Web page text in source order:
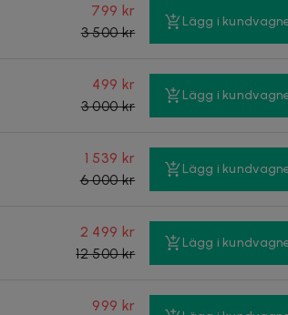
799 kr
3 500 kr
Lägg i
499 kr
3 000 kr
Lägg i
1 539 kr
6 000 kr
Lägg i
2 499 kr
12 500 kr
Lägg i
999 kr